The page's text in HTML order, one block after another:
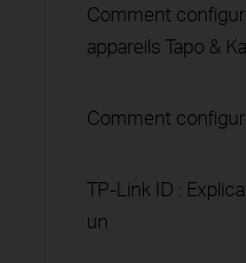
Comment
appareils Tapo &
Comment
TP-Link ID :
un